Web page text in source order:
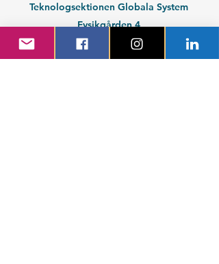
Teknologsektionen Globala System
Fysikgården 4
412 58 Göteborg
Organisationsnummer:802539-3664